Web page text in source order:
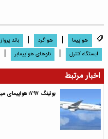
هواپیما | هواگرد | باند پرواز
ایستگاه کنترل | ناوهای هواپیمابر
|
اخبار مرتبط
بوئینگ ۷۹۷؛ هواپیمای میان‌برد آینده‌ یا پروژه‌ای در تعلیق؟